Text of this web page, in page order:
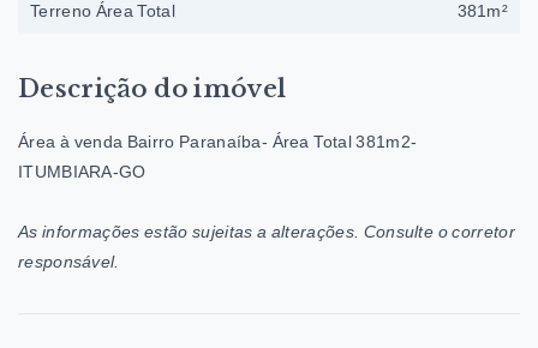
Descrição do imóvel
Área à venda Bairro Paranaíba- Área Total 381m2-
ITUMBIARA-GO
As informações estão sujeitas a alterações. Consulte o corretor
responsável.
Terreno Área Total 381m²